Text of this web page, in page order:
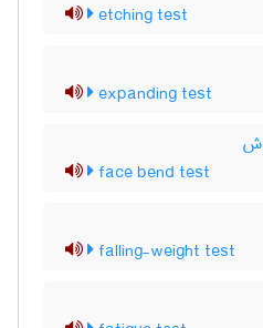
etching test
expanding test
face bend test
falling-weight test